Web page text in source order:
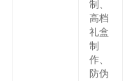
制、
高档
礼盒
制
作、
防伪